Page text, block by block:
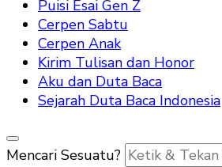
Puisi Esai Gen Z
Cerpen Sabtu
Cerpen Anak
Kirim Tulisan dan Honor
Aku dan Duta Baca
Sejarah Duta Baca Indonesia
Mencari Sesuatu?